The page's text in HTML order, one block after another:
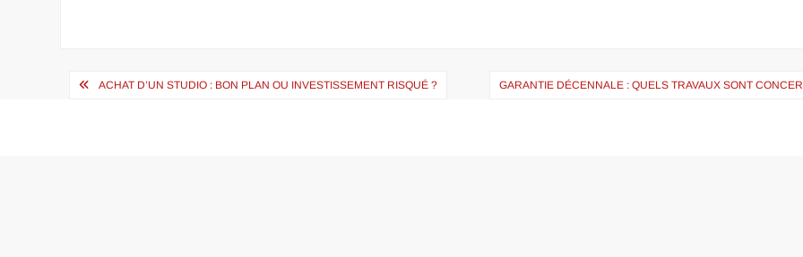
Navigation
ACHAT D’UN STUDIO : BON PLAN OU INVESTISSEMENT RISQUÉ ? GARANTIE DÉCENNALE : QUELS TRAVAUX SONT